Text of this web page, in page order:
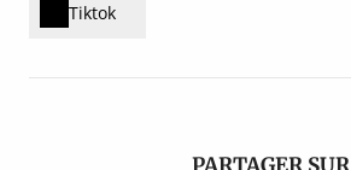
Tiktok